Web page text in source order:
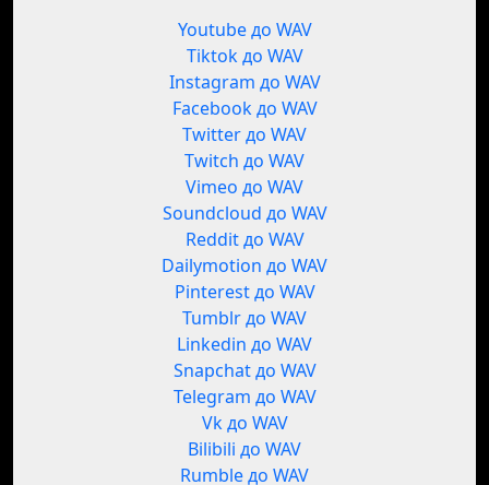
Youtube до WAV
Tiktok до WAV
Instagram до WAV
Facebook до WAV
Twitter до WAV
Twitch до WAV
Vimeo до WAV
Soundcloud до WAV
Reddit до WAV
Dailymotion до WAV
Pinterest до WAV
Tumblr до WAV
Linkedin до WAV
Snapchat до WAV
Telegram до WAV
Vk до WAV
Bilibili до WAV
Rumble до WAV